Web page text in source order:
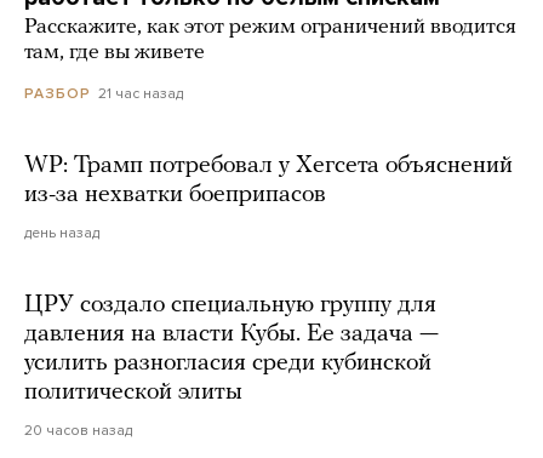
Расскажите, как этот режим ограничений вводится
там, где вы живете
РАЗБОР 21 час назад
WP: Трамп потребовал у Хегсета объяснений
из-за нехватки боеприпасов
день назад
ЦРУ создало специальную группу для
давления на власти Кубы. Ее задача —
усилить разногласия среди кубинской
политической элиты
20 часов назад